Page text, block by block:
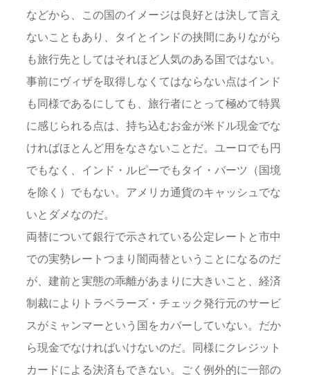
などから、この国のイメージは良好とは決して言え
ないこともあり、タイとインドの挟間にありながら
も旅行先としてはそれほど人気のある国ではない。
事前にヴィザを取得しなくてはならない点はインド
も同様であるにしても、旅行者にとって極めて特異
に感じられる点は、持ち込むお金が米ドル現金でな
ければほとんど用をなさないことだ。ユーロでも円
でもなく、インド・ルピーでもタイ・バーツ（国境
を除く）でもない。アメリカ通貨のキャッシュでな
いとダメなのだ。
両替について銀行で示されている公定レートと市中
での実勢レートつまり闇両替ということになるのだ
が、建前と実態の乖離があまりに大きいこと、経済
制裁によりトラベラーズ・チェック発行元のサービ
スがミャンマーという国をカバーしていない。だか
ら現金でなければいけないのだ。同様にクレジット
カードによる決済もできない。ごく例外的に一部の